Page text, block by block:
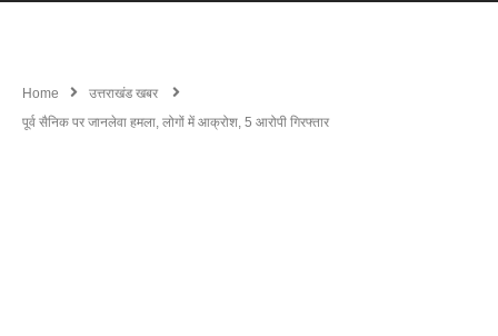
Home
उत्तराखंड खबर
पूर्व सैनिक पर जानलेवा हमला, लोगों में आक्रोश, 5 आरोपी गिरफ्तार